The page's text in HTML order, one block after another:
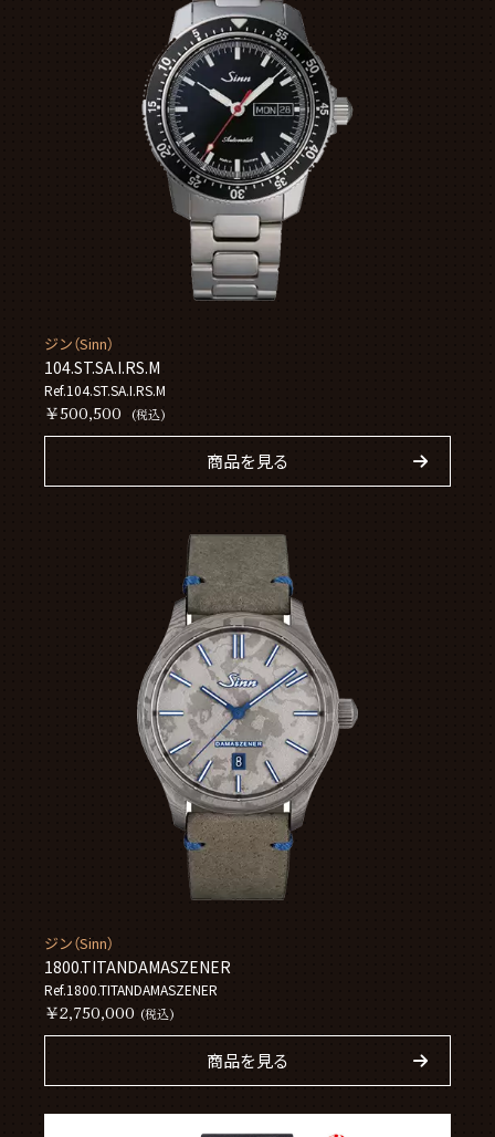
ジン（Sinn）
104.ST.SA.I.RS.M
Ref.104.ST.SA.I.RS.M
￥500,500 (税込)
商品を見る
ジン（Sinn）
1800.TITANDAMASZENER
Ref.1800.TITANDAMASZENER
￥2,750,000 (税込)
商品を見る